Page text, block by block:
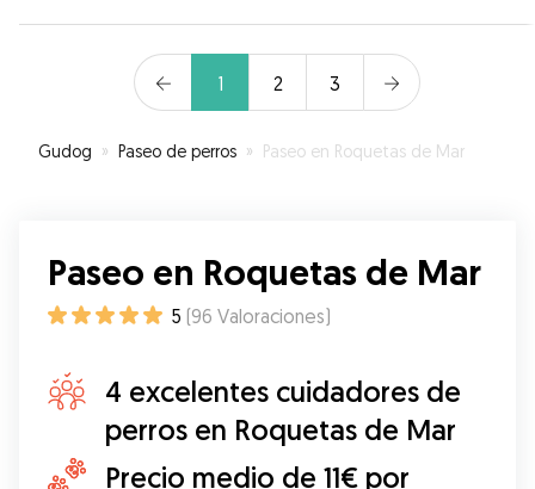
1 2 3
Gudog » Paseo de perros » Paseo en Roquetas de Mar
Paseo en Roquetas de Mar
5 (96 Valoraciones)
4 excelentes cuidadores de
perros en Roquetas de Mar
Precio medio de 11€ por